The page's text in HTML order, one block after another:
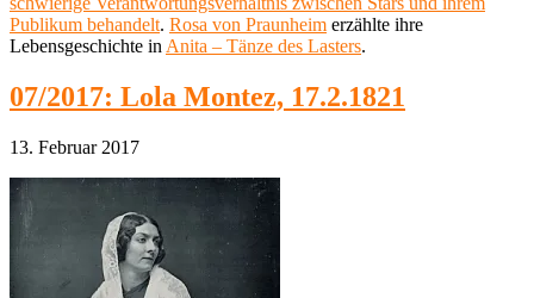
Publikum behandelt. Rosa von Praunheim erzählte ihre
Lebensgeschichte in Anita – Tänze des Lasters.
07/2017: Lola Montez, 17.2.1821
13. Februar 2017